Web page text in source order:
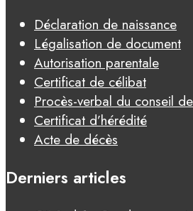
Déclaration de naissance
Légalisation de document
Autorisation parentale
Certificat de célibat
Procès-verbal du conseil
Certificat d’hérédité
Acte de décès
Derniers articles